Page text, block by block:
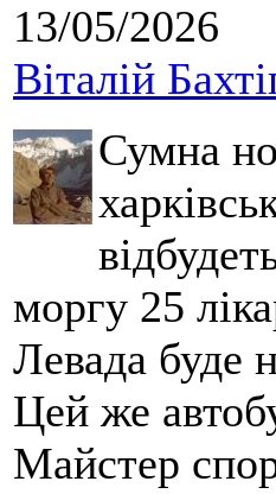
13/05/2026
Віталій
Сумна
моргу 25
Левада буде
Цей же
Майстер